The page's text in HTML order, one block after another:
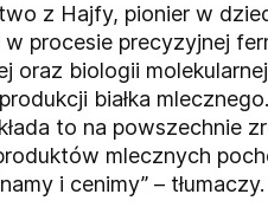
z Hajfy, pionier w
procesie precyzyjnej
oraz biologii
białka
to na powszechnie
mlecznych
i cenimy” – tłumaczy.